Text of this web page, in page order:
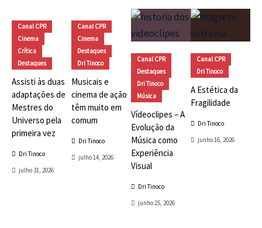
Canal CPR
Cinema
Crítica
Destaques
Assisti às duas
adaptações de
Mestres do
Universo pela
primeira vez
Dri Tinoco
julho 31, 2026
Canal CPR
Cinema
Destaques
Dri Tinoco
Musicais e
cinema de ação
têm muito em
comum
Dri Tinoco
julho 14, 2026
Canal CPR
Destaques
Dri Tinoco
Música
Vídeoclipes – A
Evolução da
Música como
Experiência
Visual
Dri Tinoco
junho 25, 2026
Canal CPR
Dri Tinoco
A Estética da
Fragilidade
Dri Tinoco
junho 16, 2026